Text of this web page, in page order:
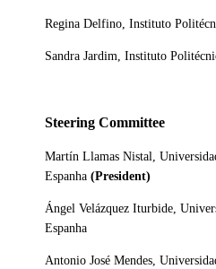
Regina Delfino, Instituto
Sandra Jardim, Instituto
Steering Committee
Martín Llamas Nistal,
Espanha (President)
Ángel Velázquez Iturbide,
Espanha
Antonio José Mendes,